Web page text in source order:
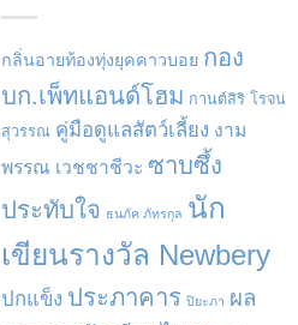
กลิ่นอายท้องทุ่งยุคคาวบอย กอง
บก.เพ็ทแอนด์โฮม กานต์สิริ โรจน
สุวรรณ คู่มือดูแลสัตว์เลี้ยง งาม
พรรณ เวชชาชีวะ ซาบซึ้ง
ประทับใจ ธนภัค ภัทรกุล นัก
เขียนรางวัล Newbery
ปกแข็ง ประภาคาร ปิยะภา ผล